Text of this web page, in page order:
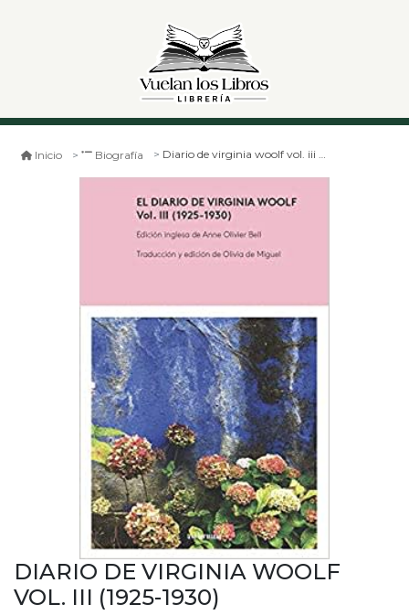
Inicio Biografía Diario de virginia woolf vol. iii (1925-1930)
DIARIO DE VIRGINIA WOOLF
VOL. III (1925-1930)